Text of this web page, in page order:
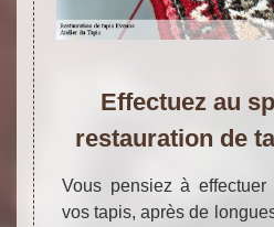
Effectuez au
restauration de
Vous pensiez à effectuer
vos tapis, après de